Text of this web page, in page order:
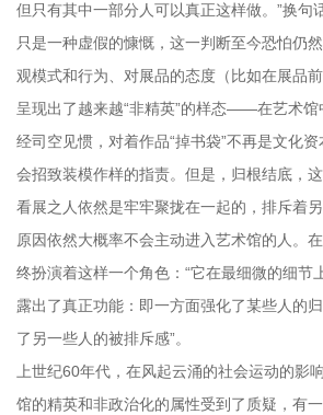
但只有其中一部分人可以真正这样做。”换句
只是一种虚假的慷慨，这一判断至今恐怕仍
观模式和行为、对展品的态度（比如在展品前
呈现出了越来越“非精英”的样态——在艺术馆
经司空见惯，对着作品“掉书袋”不再是文化
会招致装模作样的指责。但是，归根结底，
看展之人依然是牢牢聚拢在一起的，排斥着
原因依然大概率不会主动进入艺术馆的人。
终扮演着这样一个角色：“它在最细微的细节
露出了真正功能：即一方面强化了某些人的
了另一些人的被排斥感”。
上世纪60年代，在风起云涌的社会运动的影
馆的精英和非政治化的属性受到了质疑，有